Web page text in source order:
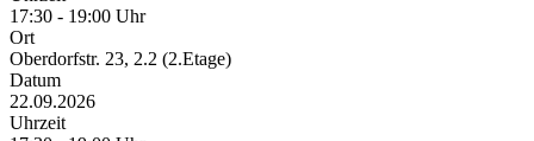
17:30 - 19:00 Uhr
Ort
Oberdorfstr. 23, 2.2 (2.Etage)
Datum
22.09.2026
Uhrzeit